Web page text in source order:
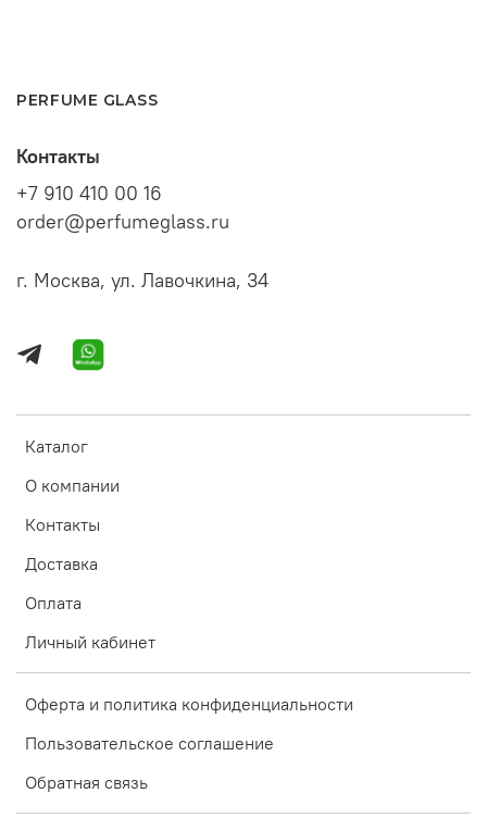
PERFUME GLASS
Каталог
О компании
Контакты
Доставка
Оплата
Личный кабинет
Оферта и политика конфиденциальности
Пользовательское соглашение
Обратная связь
Контакты
+7 910 410 00 16
order@perfumeglass.ru
г. Москва, ул. Лавочкина, 34